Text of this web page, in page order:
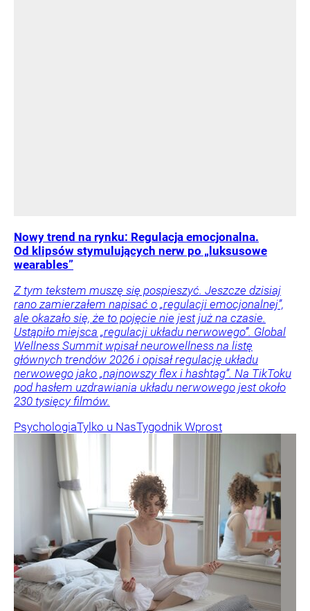
Nowy trend na rynku: Regulacja emocjonalna.
Od klipsów stymulujących nerw po „luksusowe
wearables”
Z tym tekstem muszę się pospieszyć. Jeszcze dzisiaj
rano zamierzałem napisać o „regulacji emocjonalnej”,
ale okazało się, że to pojęcie nie jest już na czasie.
Ustąpiło miejsca „regulacji układu nerwowego”. Global
Wellness Summit wpisał neurowellness na listę
głównych trendów 2026 i opisał regulację układu
nerwowego jako „najnowszy flex i hashtag”. Na TikToku
pod hasłem uzdrawiania układu nerwowego jest około
230 tysięcy filmów.
PsychologiaTylko u NasTygodnik Wprost